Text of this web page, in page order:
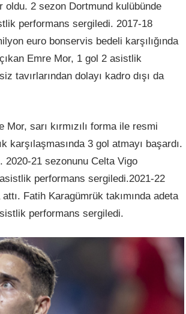
oldu. 2 sezon Dortmund kulübünde
performans sergiledi. 2017-18
euro bonservis bedeli karşılığında
Emre Mor, 1 gol 2 asistlik
tavırlarından dolayı kadro dışı da
sarı kırmızılı forma ile resmi
karşılaşmasında 3 gol atmayı başardı.
2020-21 sezonunu Celta Vigo
performans sergiledi.2021-22
Fatih Karagümrük takımında adeta
performans sergiledi.